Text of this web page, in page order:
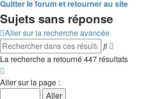
Quitter le forum et retourner au site
Sujets sans réponse
Aller sur la recherche avancée
Rechercher
avancée
La recherche a retourné 447 résultats
1
Aller sur la page :